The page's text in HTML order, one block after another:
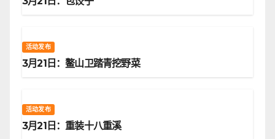
活动发布
3月21日：鳌山卫踏青挖野菜
活动发布
3月21日：重装十八重溪